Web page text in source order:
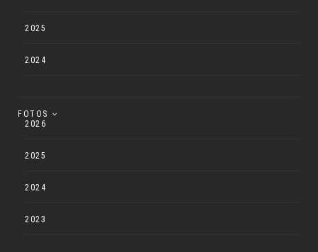
2025
2024
FOTOS
2026
2025
2024
2023